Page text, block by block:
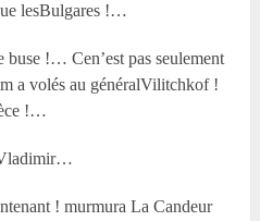
lesBulgares !…
buse !… Cen’est pas seulement
a volés au généralVilitchkof !
!…
! murmura La Candeur